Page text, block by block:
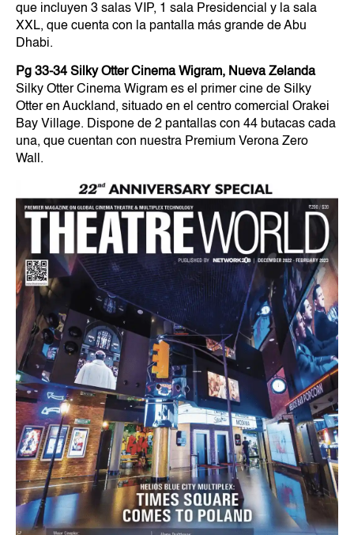
que incluyen 3 salas VIP, 1 sala Presidencial y la sala
XXL, que cuenta con la pantalla más grande de Abu
Dhabi.
Pg 33-34 Silky Otter Cinema Wigram, Nueva Zelanda
Silky Otter Cinema Wigram es el primer cine de Silky
Otter en Auckland, situado en el centro comercial Orakei
Bay Village. Dispone de 2 pantallas con 44 butacas cada
una, que cuentan con nuestra Premium Verona Zero
Wall.